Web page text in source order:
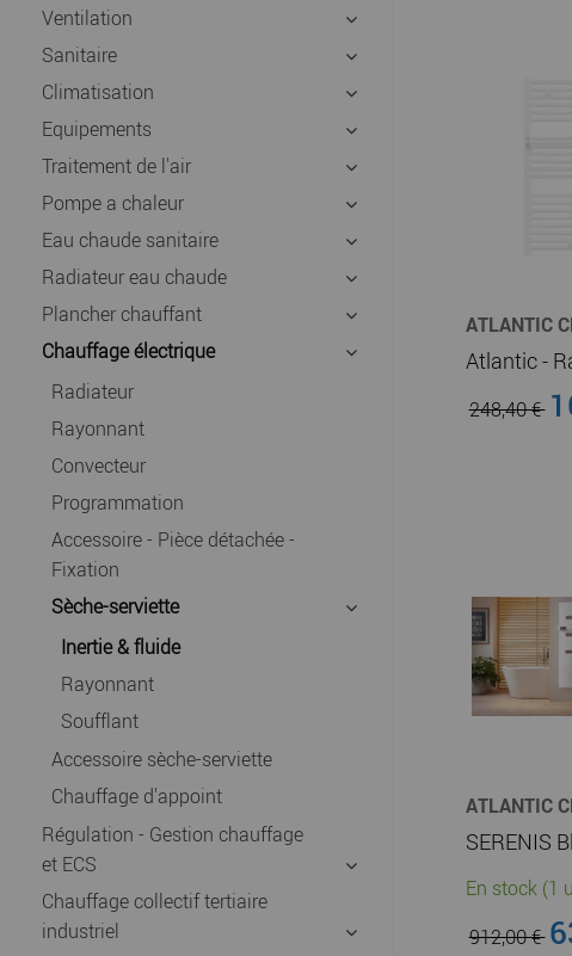
Ventilation
Sanitaire
Climatisation
Equipements
Traitement de l'air
Pompe a chaleur
Eau chaude sanitaire
Radiateur eau chaude
Plancher chauffant
Chauffage électrique
Radiateur
Rayonnant
Convecteur
Programmation
Accessoire - Pièce détachée -
Fixation
Sèche-serviette
Inertie & fluide
Rayonnant
Soufflant
Accessoire sèche-serviette
Chauffage d'appoint
Régulation - Gestion chauffage
et ECS
Chauffage collectif tertiaire
industriel
ATLANTIC
248,40 €
ATLANTIC
En stock (1
912,00 €